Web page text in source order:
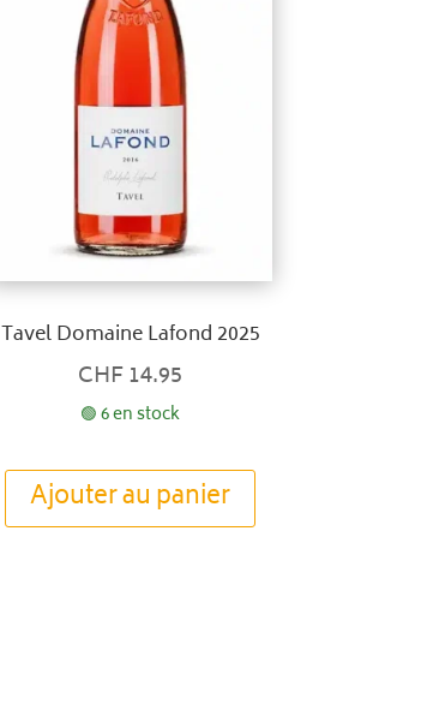
Tavel Domaine Lafond 2025
CHF14.95
🟢 6 en stock
Ajouter au panier